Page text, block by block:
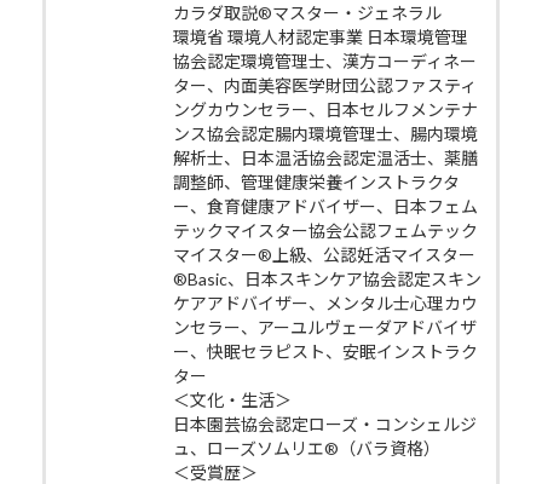
カラダ取説®マスター・ジェネラル
環境省 環境人材認定事業 日本環境管理
協会認定環境管理士、漢方コーディネー
ター、内面美容医学財団公認ファスティ
ングカウンセラー、日本セルフメンテナ
ンス協会認定腸内環境管理士、腸内環境
解析士、日本温活協会認定温活士、薬膳
調整師、管理健康栄養インストラクタ
ー、食育健康アドバイザー、日本フェム
テックマイスター協会公認フェムテック
マイスター®上級、公認妊活マイスター
®Basic、日本スキンケア協会認定スキン
ケアアドバイザー、メンタル士心理カウ
ンセラー、アーユルヴェーダアドバイザ
ー、快眠セラピスト、安眠インストラク
ター
＜文化・生活＞
日本園芸協会認定ローズ・コンシェルジ
ュ、ローズソムリエ®（バラ資格）
＜受賞歴＞